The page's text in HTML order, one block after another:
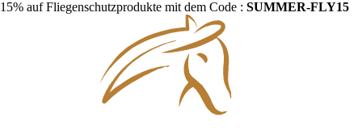
15% auf Fliegenschutzprodukte mit dem Code : SUMMER-FLY15